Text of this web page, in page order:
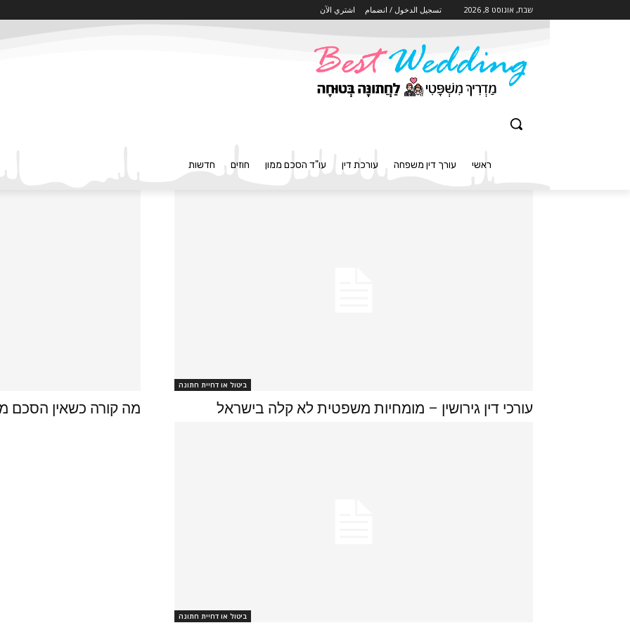
שבת, אוגוסט 8, 2026 تسجيل الدخول / انضمام اشتري الآن
ראשי עורך דין משפחה עורכת דין עו"ד הסכם ממון חוזים חדשות
ביטול או דחיית חתונה
עורכי דין גירושין – מומחיות משפטית לא קלה בישראל מה קורה כשאין הסכם
ביטול או דחיית חתונה